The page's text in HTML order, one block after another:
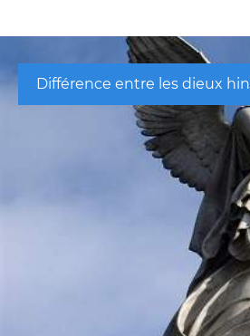
Différence entre les dieux